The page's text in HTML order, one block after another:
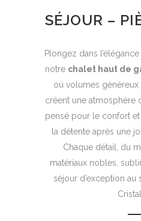
SÉJOUR –
Plongez dans
notre chalet haut de
où volumes
créent une atmosphère
pensé pour le confort et
la détente après une
Chaque détail, du
matériaux nobles,
séjour d’exception